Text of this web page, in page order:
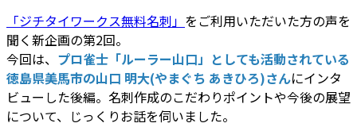
「ジチタイワークス無料名刺」 をご利用いただいた方の声を
聞く新企画の第2回。
今回は、 プロ雀士「ルーラー山口」としても活動されている
徳島県美馬市の山口 明大(やまぐち あきひろ)さんにインタ
ビューした後編。名刺作成のこだわりポイントや今後の展望
について、じっくりお話を伺いました。